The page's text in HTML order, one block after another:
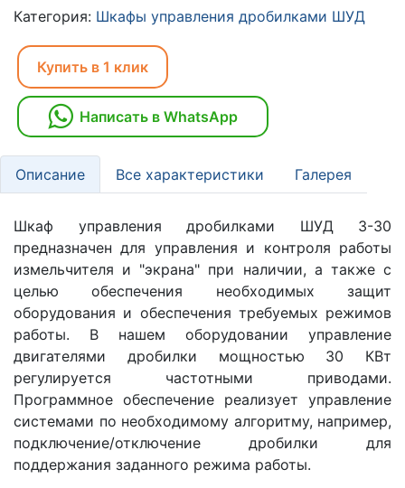
Категория: Шкафы управления дробилками ШУД
Купить в 1 клик
Написать в WhatsApp
Описание Все характеристики Галерея
Шкаф управления дробилками ШУД 3-30
предназначен для управления и контроля работы
измельчителя и "экрана" при наличии, а также с
целью обеспечения необходимых защит
оборудования и обеспечения требуемых режимов
работы. В нашем оборудовании управление
двигателями дробилки мощностью 30 КВт
регулируется частотными приводами.
Программное обеспечение реализует управление
системами по необходимому алгоритму, например,
подключение/отключение дробилки для
поддержания заданного режима работы.